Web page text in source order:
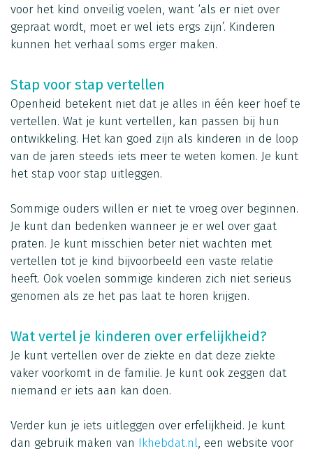
voor het kind onveilig voelen, want ‘als er niet over
gepraat wordt, moet er wel iets ergs zijn’. Kinderen
kunnen het verhaal soms erger maken.
Stap voor stap vertellen
Openheid betekent niet dat je alles in één keer hoef te
vertellen. Wat je kunt vertellen, kan passen bij hun
ontwikkeling. Het kan goed zijn als kinderen in de loop
van de jaren steeds iets meer te weten komen. Je kunt
het stap voor stap uitleggen.
Sommige ouders willen er niet te vroeg over beginnen.
Je kunt dan bedenken wanneer je er wel over gaat
praten. Je kunt misschien beter niet wachten met
vertellen tot je kind bijvoorbeeld een vaste relatie
heeft. Ook voelen sommige kinderen zich niet serieus
genomen als ze het pas laat te horen krijgen.
Wat vertel je kinderen over erfelijkheid?
Je kunt vertellen over de ziekte en dat deze ziekte
vaker voorkomt in de familie. Je kunt ook zeggen dat
niemand er iets aan kan doen.
Verder kun je iets uitleggen over erfelijkheid. Je kunt
dan gebruik maken van Ikhebdat.nl, een website voor